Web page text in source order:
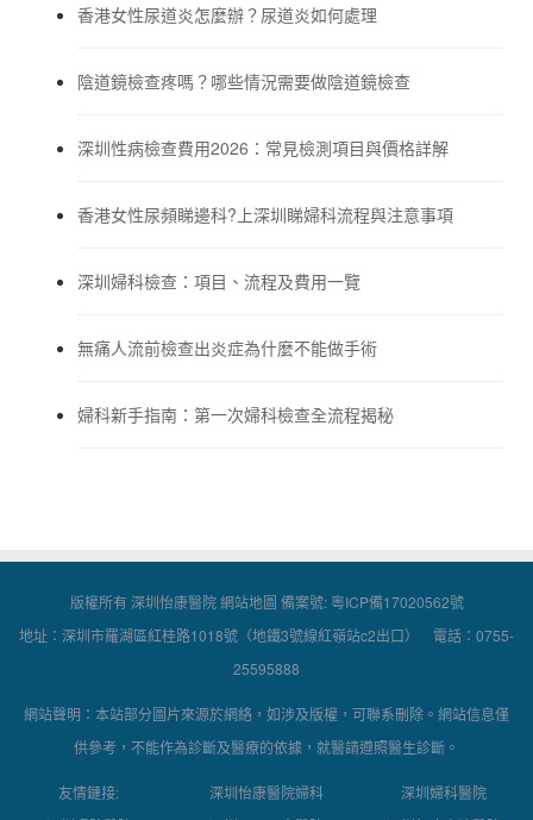
香港女性尿道炎怎麼辦？尿道炎如何處理
陰道鏡檢查疼嗎？哪些情況需要做陰道鏡檢查
深圳性病檢查費用2026：常見檢測項目與價格詳解
香港女性尿頻睇邊科?上深圳睇婦科流程與注意事項
深圳婦科檢查：項目、流程及費用一覽
無痛人流前檢查出炎症為什麼不能做手術
婦科新手指南：第一次婦科檢查全流程揭秘
版權所有 深圳怡康醫院網站地圖 備案號:粵ICP備17020562號
地址：深圳市羅湖區紅桂路1018號（地鐵3號線紅嶺站c2出口） 電話：0755-
25595888
網站聲明：本站部分圖片來源於網絡，如涉及版權，可聯系刪除。網站信息僅
供參考，不能作為診斷及醫療的依據，就醫請遵照醫生診斷。
友情鏈接: 深圳怡康醫院婦科
深圳婦科醫院